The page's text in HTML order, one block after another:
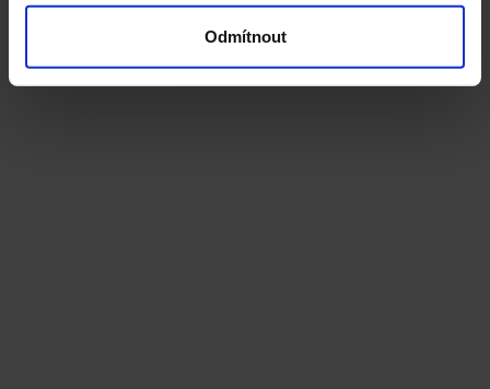
Odmítnout